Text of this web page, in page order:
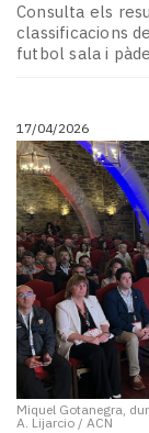
Consulta els
classificacions
futbol sala i
17/04/2026
Miquel Gotanegra,
A. Lijarcio / ACN